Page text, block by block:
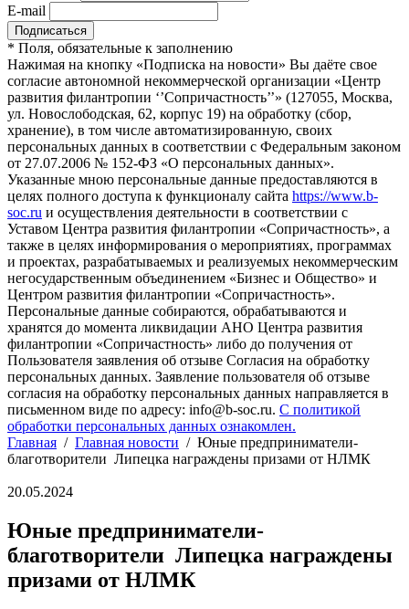
E-mail
* Поля, обязательные к заполнению
Нажимая на кнопку «Подписка на новости» Вы даёте свое
согласие автономной некоммерческой организации «Центр
развития филантропии ‘’Сопричастность’’» (127055, Москва,
ул. Новослободская, 62, корпус 19) на обработку (сбор,
хранение), в том числе автоматизированную, своих
персональных данных в соответствии с Федеральным законом
от 27.07.2006 № 152-ФЗ «О персональных данных».
Указанные мною персональные данные предоставляются в
целях полного доступа к функционалу сайта https://www.b-
soc.ru и осуществления деятельности в соответствии с
Уставом Центра развития филантропии «Сопричастность», а
также в целях информирования о мероприятиях, программах
и проектах, разрабатываемых и реализуемых некоммерческим
негосударственным объединением «Бизнес и Общество» и
Центром развития филантропии «Сопричастность».
Персональные данные собираются, обрабатываются и
хранятся до момента ликвидации АНО Центра развития
филантропии «Сопричастность» либо до получения от
Пользователя заявления об отзыве Согласия на обработку
персональных данных. Заявление пользователя об отзыве
согласия на обработку персональных данных направляется в
письменном виде по адресу: info@b-soc.ru. С политикой
обработки персональных данных ознакомлен.
Главная / Главная новости / Юные предприниматели-
благотворители Липецка награждены призами от НЛМК
20.05.2024
Юные предприниматели-
благотворители Липецка награждены
призами от НЛМК